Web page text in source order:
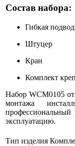
Состав набора:
Гибкая
Штуцер
Кран
Комплект
Набор WCM0105
монтажа
профессиональный
эксплуатацию.
Тип изделия